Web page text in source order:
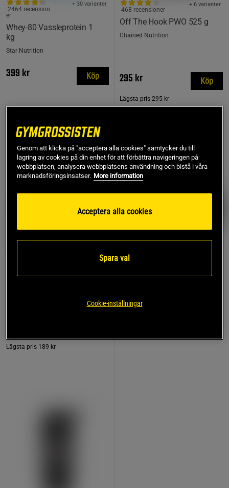
Whey-80 Vassleprotein 1
kg
+ 30 varianter
2464 recension
er
Star Nutrition
399 kr Köp
Off The Hook PWO 525 g
+ 6 varianter
468 recensioner
Chained Nutrition
295 kr
Lägsta pris 295 kr
Köp
TOPPSÄLJARE
Lägsta pris 189 kr
Star Nutrition Gear
Genom att klicka på "acceptera alla cookies" samtycker du till
lagring av cookies på din enhet för att förbättra navigeringen på
webbplatsen, analysera webbplatsens användning och bistå i våra
marknadsföringsinsatser. More information
Acceptera alla cookies
Spara val
Cookie-inställningar